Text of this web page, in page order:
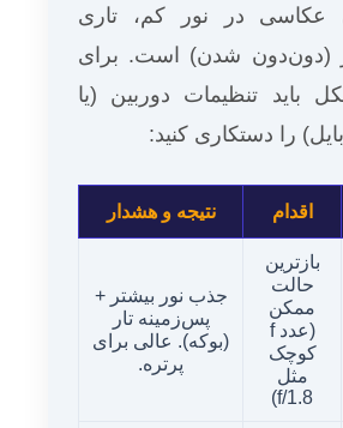
عکاسی در نور کم، تاری
(دون‌دون شدن) است. برای
باید تنظیمات دوربین (یا
اقدام نتیجه و هشدار
بازترین
حالت
ممکن
(عدد f
کوچک
مثل
f/1.8)
جذب نور بیشتر +
پس‌زمینه تار
(بوکه). عالی برای
پرتره.